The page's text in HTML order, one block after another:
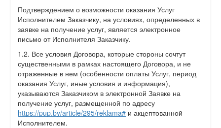
Подтверждением о возможности оказания Услуг
Исполнителем Заказчику, на условиях, определенных в
заявке на получение услуг, является электронное
письмо от Исполнителя Заказчику.
1.2. Все условия Договора, которые стороны сочтут
существенными в рамках настоящего Договора, и не
отраженные в нем (особенности оплаты Услуг, период
оказания Услуг, иные условия и информация),
указываются Заказчиком в электронной Заявке на
получение услуг, размещенной по адресу
https://pup.by/article/295/reklama# и акцептованной
Исполнителем.